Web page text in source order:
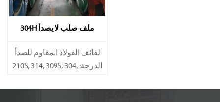
ملف صلب لا يصدأ 304H
​لفائف الفولاذ المقاوم للصدأ
الدرجة: 210S, 314, 309S, 304,